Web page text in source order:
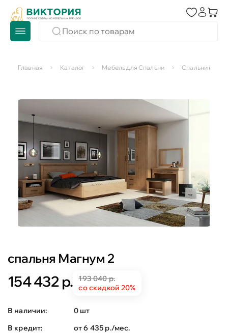
Главная Каталог Мебель для Спальни Спальни
спальня Магнум 2
154 432 р.
193 040 р.
со скидкой 20%
В наличии:
0 шт
В кредит:
от 6 435 р./мес.